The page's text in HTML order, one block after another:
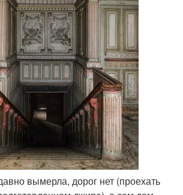
вымерла, дорог нет (проехать